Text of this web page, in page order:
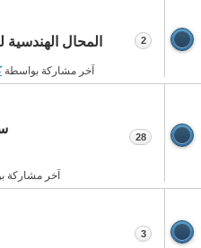
آخر مشاركة بواسطة
2
آخر مشاركة
28
3